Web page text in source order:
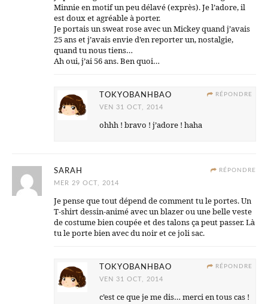
Minnie en motif un peu délavé (exprès). Je l’adore, il
est doux et agréable à porter.
Je portais un sweat rose avec un Mickey quand j’avais
25 ans et j’avais envie d’en reporter un, nostalgie,
quand tu nous tiens…
Ah oui, j’ai 56 ans. Ben quoi…
RÉPONDRE
TOKYOBANHBAO
VEN 31 OCT, 2014
ohhh ! bravo ! j’adore ! haha
RÉPONDRE
SARAH
MER 29 OCT, 2014
Je pense que tout dépend de comment tu le portes. Un
T-shirt dessin-animé avec un blazer ou une belle veste
de costume bien coupée et des talons ça peut passer. Là
tu le porte bien avec du noir et ce joli sac.
RÉPONDRE
TOKYOBANHBAO
VEN 31 OCT, 2014
c’est ce que je me dis… merci en tous cas !